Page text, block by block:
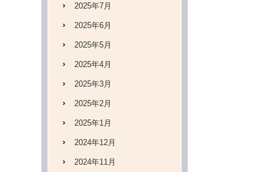
2025年7月
2025年6月
2025年5月
2025年4月
2025年3月
2025年2月
2025年1月
2024年12月
2024年11月